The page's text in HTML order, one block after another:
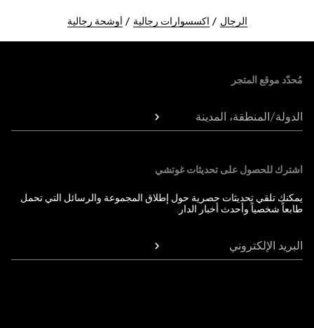
الرجال اكسسوارات رجالية أوشحة رجالية
مُحدّد موقع المتجر
الدولة/المنطقة، المدينة
اشترك للحصول على تحديثات غوتشي
يمكنك تلقي تحديثات حصرية حول إطلاق المجموعة والرسائل التي تحمل
طابعاً شخصياً وأحدث أخبار الدار.
البريد الإلكتروني